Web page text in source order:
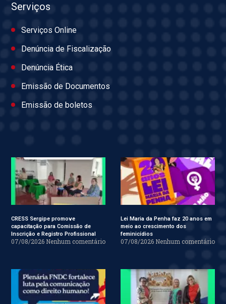
Serviços
Serviços Online
Denúncia de Fiscalização
Denúncia Ética
Emissão de Documentos
Emissão de boletos
CRESS Sergipe promove
capacitação para Comissão de
Inscrição e Registro Profissional
07/08/2026 Nenhum comentário
Lei Maria da Penha faz 20 anos em
meio ao crescimento dos
feminicídios
07/08/2026 Nenhum comentário